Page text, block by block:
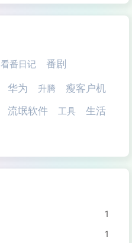
看番日记 番剧
华为 升腾 瘦客户机
流氓软件 工具 生活
1
1